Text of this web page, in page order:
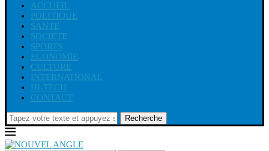
ACCUEIL
POLITIQUE
SANTE
SOCIETE
SPORTS
ECONOMIE
CULTURE
INTERNATIONAL
HI-TECH
CONTACT
Recherche